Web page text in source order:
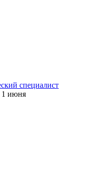
специалист
1 июня